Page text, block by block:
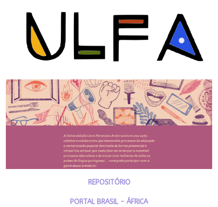
REPOSITÓRIO
PORTAL BRASIL - ÁFRICA